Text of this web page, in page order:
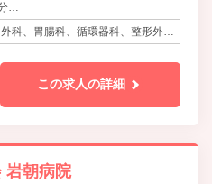
動公園口 徒歩6分
科、胃腸科、循環器科、整形外
この求人の詳細
朝病院